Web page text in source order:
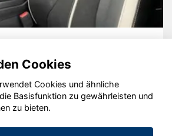
GmbH 2020 - 2026
Cookies
Cookies und ähnliche
Basisfunktion zu gewährleisten und
zu bieten.